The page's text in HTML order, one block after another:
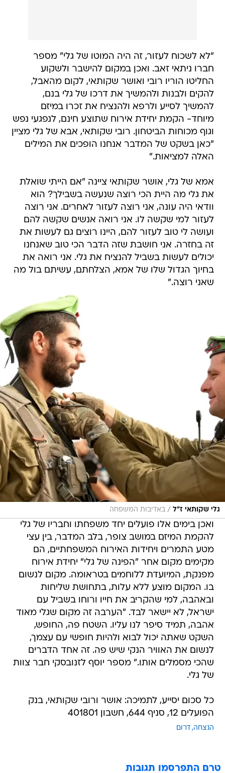
"לא לשכוח לעזור, זה היה המוטו של גלי" מספר
חברו ניתאי זאב. ואכן במקום להישבר ולשקוע
החליטו הוריו רובי ואושר שקותאי, לקום מהאבל,
להקים ולבנות ולהמשיך את דרכו של גלי בנם,
להמשיך לסייע ולרפא ולהנציח את זכרו במיזם
מיוחד- הקמת יחידת אירוח שתוצע חינם, לנפגעי נפש
וגוף מכוחות הביטחון. רובי שקותאי, אבא של גלי מציין
"כאן בשקט של המדבר אנחנו הופכים את המילים
האלה למציאות."
אמא של גלי, אושר שקותאי ציינה "אם הייתי שואלת
את גלי מה היית הכי רוצה שנעשה בשבילך? הוא
וודאי היה עונה, אני רוצה לעזור לאחרים. אני רוצה
לעזור למי שקשה לו. אני רואה אנשים שקשה להם
ועושה לי טוב לעזור להם, היינו רוצים גם לעשות את
זה בחזרה. אני חושבת שזה הדבר הכי טוב שאנחנו
יכולים לעשות בשביל להנציח את גלי. אני רואה את
בחיוך הגדול שלו של אמא, הצלחתם, עשיתם בול מה
שאני רוצה."
גלי שקותאי ז"ל / באדיבות המשפחה
ואכן בימים אלו פועלים יחד משפחתו וחבריו של גלי
להקמת המיזם במושב צופר, בלב המדבר, בין עצי
מטע התמרים ויחידות האירוח המשפחתיים, הם
מקימים מקום אחר "הפינה של גלי" יחידת אירוח
מפנקת, המיועדת ללוחמים בטראומה. מקום לנשום
בו. המקום מוצע ללא עלות, בתחושת שליחות
ובאהבה, למי שהקריב את חייו ורוחו בשביל עם
ישראל, לא יישאר לבד. "הערבה זה מקום שגלי מאוד
אהבה, תמיד סיפר לנו עליו. השטח פה, החופש,
השקט שאתה יכול לבוא ולהיות חופשי עם עצמך,
לנשום את האוויר הנקי שיש פה. זה אחד הדברים
שהכי מסמלים אותו." מספר יוסף לזנובסקי חבר צוות
של גלי.
כל סכום יסייע, לתמיכה: אושר ורובי שקותאי, בנק
הפועלים 12, סניף 644, חשבון 401801
הנצחה דרום
טרם התפרסמו תגובות